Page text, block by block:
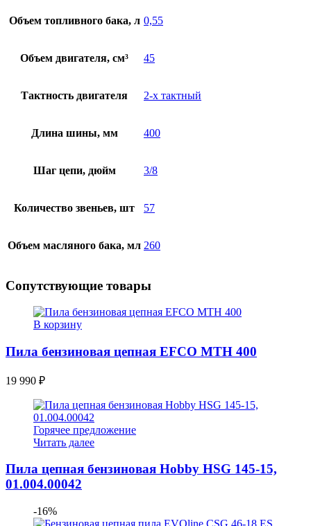
Объем топливного бака, л 0,55
Объем двигателя, см³ 45
Тактность двигателя 2-х тактный
Длина шины, мм 400
Шаг цепи, дюйм 3/8
Количество звеньев, шт 57
Объем масляного бака, мл 260
Сопутствующие товары
В корзину
Пила бензиновая цепная EFCO MTH 400
19 990 ₽
Горячее предложение
Читать далее
Пила цепная бензиновая Hobby HSG 145-15,
01.004.00042
-16%